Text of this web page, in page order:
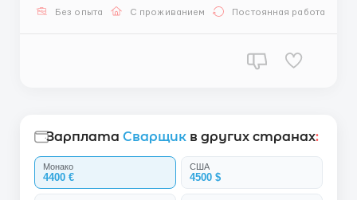
занятости: Полная занятость, [Тип контракта,
Без опыта С проживанием Постоянная работа
Зарплата Сварщик в других странах:
Монако
4400 €
США
4500 $